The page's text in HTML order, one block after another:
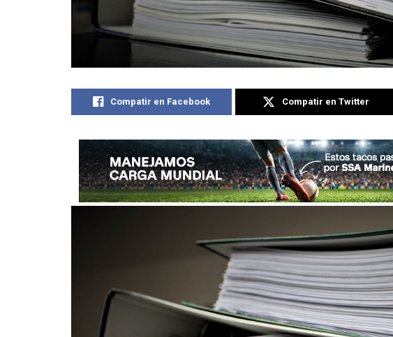
Compatir en Facebook Compatir en Twitter